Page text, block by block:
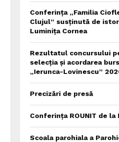
Conferința „Familia
Clujul” susținută de
Luminița Cornea
Rezultatul concursului
selecția și acordarea
„Ierunca-Lovinescu”
Precizări de presă
Conferința ROUNIT de la
Scoala parohiala a